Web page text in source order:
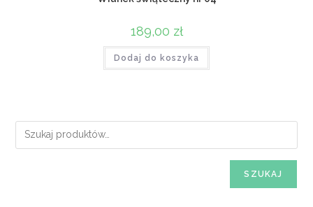
189,00 zł
Dodaj do koszyka
SZUKAJ